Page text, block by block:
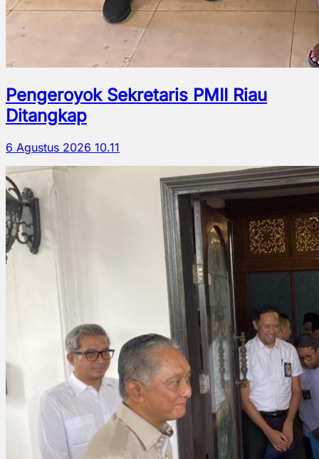
Pengeroyok Sekretaris PMII Riau
Ditangkap
6 Agustus 2026 10.11